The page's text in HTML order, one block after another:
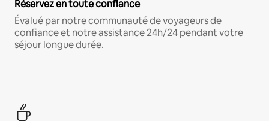
Réservez en toute confiance
Évalué par notre communauté de voyageurs de
confiance et notre assistance 24h/24 pendant votre
séjour longue durée.